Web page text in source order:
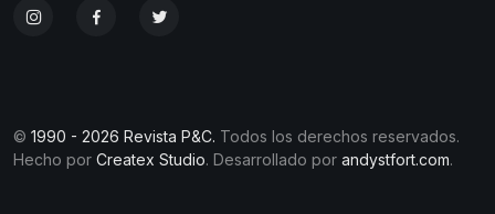
© 1990 - 2026 Revista P&C. Todos los derechos reservados.
Hecho por Createx Studio. Desarrollado por andystfort.com.